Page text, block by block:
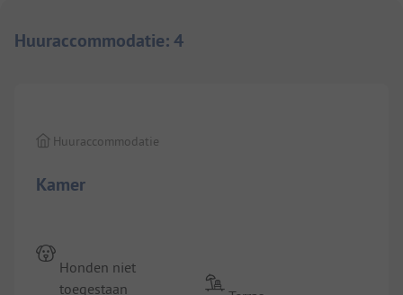
Huuraccommodatie:4
Kamer
Huuraccommodatie
Honden niet
toegestaan